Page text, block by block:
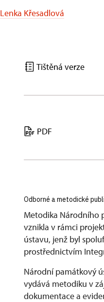
Lenka Křesadlová
Tištěná verze
PDF
Odborné a metodické
Metodika Národního
vznikla v rámci
ústavu, jenž byl
prostřednictvím
Národní památkový
vydává metodiku v
dokumentace a